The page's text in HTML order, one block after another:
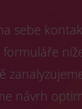
sebe
návrh